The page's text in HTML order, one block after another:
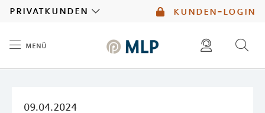
kunden-login
privatkunden
menü
09.04.2024